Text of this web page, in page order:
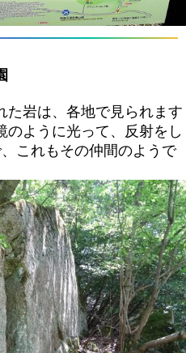
た岩は、各地で見られます
のように光って、反射をし
これもその仲間のようで